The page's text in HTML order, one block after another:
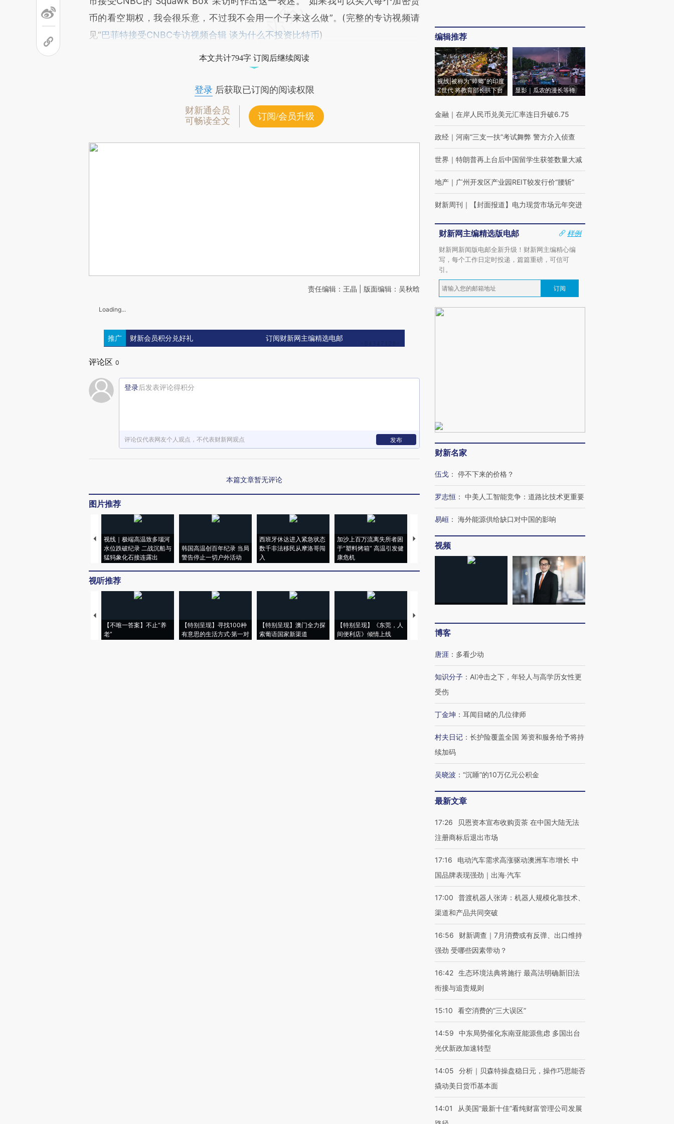
币的看空期权，我会很乐意，不过我不会用一个子来这么做”。(完整的专访视频请
见“巴菲特接受CNBC专访视频合辑 谈为什么不投资比特币)
本文共计794字 订阅后继续阅读
登录后获取已订阅的阅读权限
财新通会员
可畅读全文
订阅/会员升级
责任编辑：王晶 | 版面编辑：吴秋晗
Loading...
推广 财新会员积分兑好礼 订阅财新网主编精选电邮
评论区 0
登录后发表评论得积分
评论仅代表网友个人观点，不代表财新网观点 发布
本篇文章暂无评论
图片推荐
视线｜极端高温致多瑙河
水位跌破纪录 二战沉船与
猛犸象化石接连露出
韩国高温创百年纪录 当局
警告停止一切户外活动
西班牙休达进入紧急状态
数千非法移民从摩洛哥闯
入
加沙上百万流离失所者困
于“塑料烤箱” 高温引发健
康危机
视线｜HYROX的吸金
术：是什么让中产们甘
心“花钱找虐”？
毒品
育部长拱下台
视听推荐
【不唯一答案】不止“养
老”
【特别呈现】寻找100种
有意思的生活方式·第一对
【特别呈现】澳门全力探
索葡语国家新渠道
【特别呈现】《东莞，人
间便利店》倾情上线
【推广】走进第四届链博
会，让数智科技“链”接产
【特别呈现】寻找100种
CFO：不靠规模取胜，华
编辑推荐
视线|被称为“蟑螂”的印度
Z世代 将教育部长拱下台
显影｜瓜农的漫长等待
金融 ｜ 在岸人民币兑美元汇率连日升破6.75
政经 ｜ 河南“三支一扶”考试舞弊 警方介入侦查
世界 ｜ 特朗普再上台后中国留学生获签数量大减
地产 ｜ 广州开发区产业园REIT较发行价“腰斩”
财新周刊 ｜ 【封面报道】电力现货市场元年突进
财新网主编精选版电邮
样例
财新网新闻版电邮全新升级！财新网主编精心编
写，每个工作日定时投递，篇篇重磅，可信可
引。
订阅
财新名家
伍戈 ： 停不下来的价格？
罗志恒 ： 中美人工智能竞争：道路比技术更重要
易峘 ： 海外能源供给缺口对中国的影响
视频
博客
唐涯 ： 多看少动
知识分子 ： AI冲击之下，年轻人与高学历女性更
受伤
丁金坤 ： 耳闻目睹的几位律师
村夫日记 ： 长护险覆盖全国 筹资和服务给予将持
续加码
吴晓波 ： “沉睡”的10万亿元公积金
最新文章
17:26
贝恩资本宣布收购贡茶 在中国大陆无法
注册商标后退出市场
17:16
电动汽车需求高涨驱动澳洲车市增长 中
国品牌表现强劲｜出海·汽车
17:00
普渡机器人张涛：机器人规模化靠技术、
渠道和产品共同突破
16:56
财新调查｜7月消费或有反弹、出口维持
强劲 受哪些因素带动？
16:42 生态环境法典将施行 最高法明确新旧法
衔接与追责规则
15:10 看空消费的“三大误区”
14:59
中东局势催化东南亚能源焦虑 多国出台
光伏新政加速转型
14:05
分析｜贝森特操盘稳日元，操作巧思能否
撬动美日货币基本面
14:01
从美国“最新十佳”看纯财富管理公司发展